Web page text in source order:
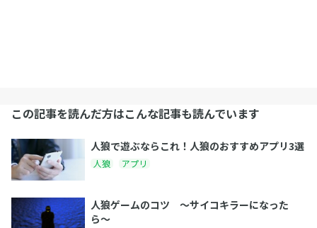
この記事を読んだ方はこんな記事も読んでいます
人狼で遊ぶならこれ！人狼のおすすめアプリ3選
人狼 アプリ
人狼ゲームのコツ 〜サイコキラーになった
ら〜